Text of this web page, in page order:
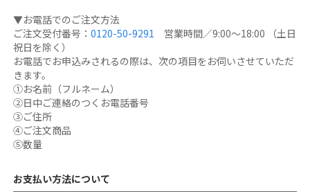
▼お電話でのご注文方法
ご注文受付番号： 0120-50-9291 営業時間／9:00～18:00 （土日
祝日を除く）
お電話でお申込みされるの際は、次の項目をお伺いさせていただ
きます。
①お名前（フルネーム）
②日中ご連絡のつくお電話番号
③ご住所
④ご注文商品
⑤数量
お支払い方法について